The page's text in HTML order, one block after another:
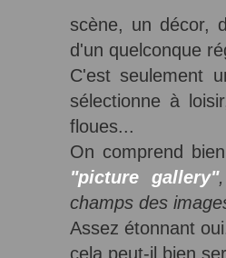
scène, un décor,
d'un quelconque
C'est seulement
sélectionne à
floues...
On comprend
"picture gallery"
champs des
Assez étonnant
cela peut-il bien